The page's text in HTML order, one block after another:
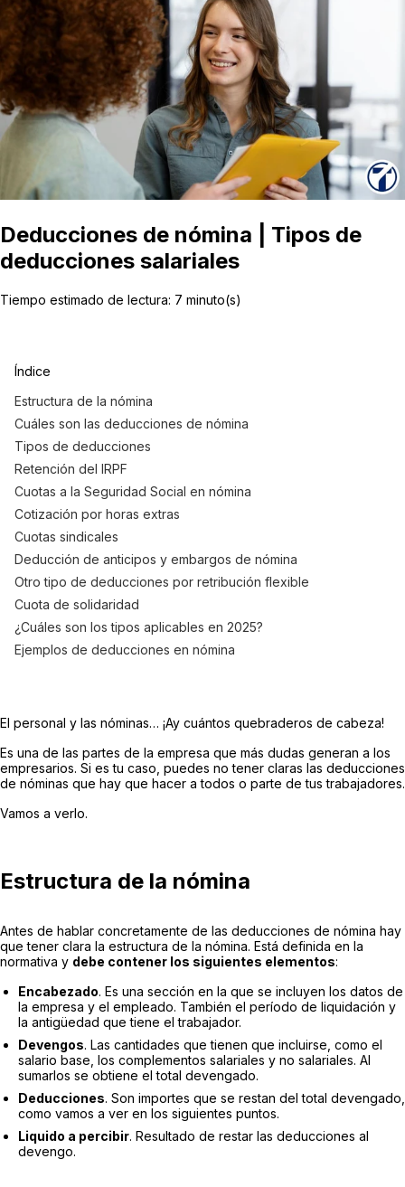
Deducciones de nómina | Tipos de
deducciones salariales
Tiempo estimado de lectura: 7 minuto(s)
Índice
Estructura de la nómina
Cuáles son las deducciones de nómina
Tipos de deducciones
Retención del IRPF
Cuotas a la Seguridad Social en nómina
Cotización por horas extras
Cuotas sindicales
Deducción de anticipos y embargos de nómina
Otro tipo de deducciones por retribución flexible
Cuota de solidaridad
¿Cuáles son los tipos aplicables en 2025?
Ejemplos de deducciones en nómina
El personal y las nóminas… ¡Ay cuántos quebraderos de cabeza!
Es una de las partes de la empresa que más dudas generan a los
empresarios. Si es tu caso, puedes no tener claras las deducciones
de nóminas que hay que hacer a todos o parte de tus trabajadores.
Vamos a verlo.
Estructura de la nómina
Antes de hablar concretamente de las deducciones de nómina hay
que tener clara la estructura de la nómina. Está definida en la
normativa y debe contener los siguientes elementos:
Encabezado. Es una sección en la que se incluyen los datos de
la empresa y el empleado. También el período de liquidación y
la antigüedad que tiene el trabajador.
Devengos. Las cantidades que tienen que incluirse, como el
salario base, los complementos salariales y no salariales. Al
sumarlos se obtiene el total devengado.
Deducciones. Son importes que se restan del total devengado,
como vamos a ver en los siguientes puntos.
Liquido a percibir. Resultado de restar las deducciones al
devengo.